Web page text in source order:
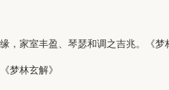
，家室丰盈、琴瑟和调之吉兆。《梦
梦林玄解》